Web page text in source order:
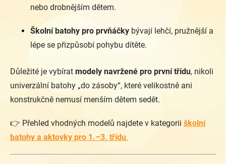
nebo drobnějším dětem.
Školní batohy pro prvňáčky bývají lehčí, pružnější a
lépe se přizpůsobí pohybu dítěte.
Důležité je vybírat modely navržené pro první třídu, nikoli
univerzální batohy „do zásoby“, které velikostně ani
konstrukčně nemusí menším dětem sedět.
👉 Přehled vhodných modelů najdete v kategorii školní
batohy a aktovky pro 1.–3. třídu.